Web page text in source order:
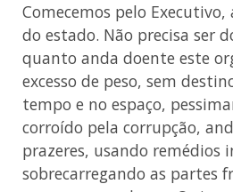
Comecemos pelo
do estado. Não precisa ser
quanto anda doente este
excesso de peso, sem
tempo e no espaço,
corroído pela corrupção,
prazeres, usando remédios
sobrecarregando as partes